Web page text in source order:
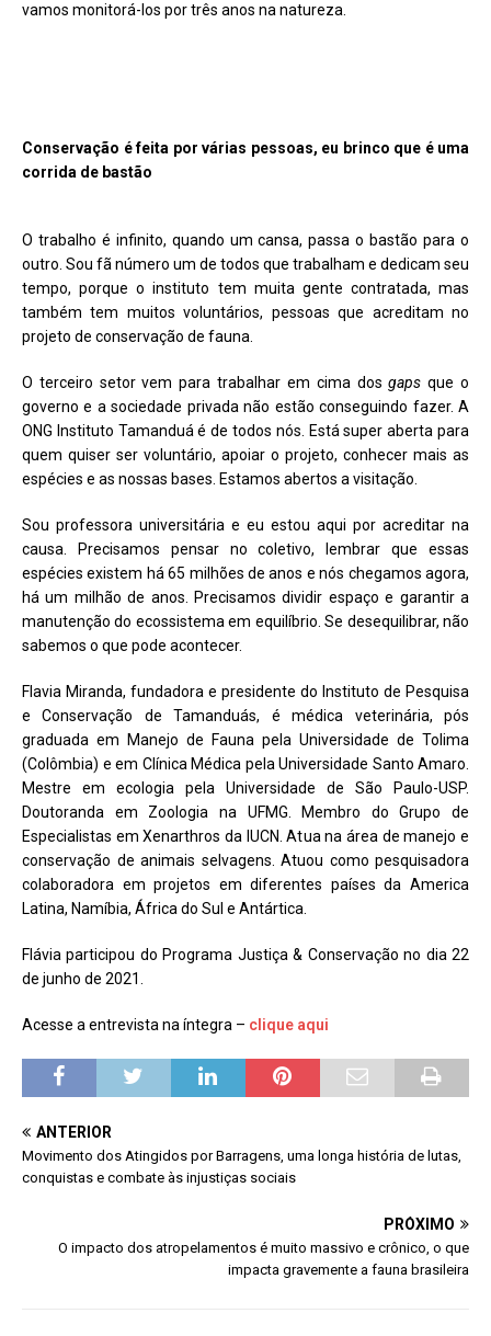
vamos monitorá-los por três anos na natureza.
Conservação é feita por várias pessoas, eu brinco que é uma
corrida de bastão
O trabalho é infinito, quando um cansa, passa o bastão para o
outro. Sou fã número um de todos que trabalham e dedicam seu
tempo, porque o instituto tem muita gente contratada, mas
também tem muitos voluntários, pessoas que acreditam no
projeto de conservação de fauna.
O terceiro setor vem para trabalhar em cima dosgaps que o
governo e a sociedade privada não estão conseguindo fazer. A
ONG Instituto Tamanduá é de todos nós. Está super aberta para
quem quiser ser voluntário, apoiar o projeto, conhecer mais as
espécies e as nossas bases. Estamos abertos a visitação.
Sou professora universitária e eu estou aqui por acreditar na
causa. Precisamos pensar no coletivo, lembrar que essas
espécies existem há 65 milhões de anos e nós chegamos agora,
há um milhão de anos. Precisamos dividir espaço e garantir a
manutenção do ecossistema em equilíbrio. Se desequilibrar, não
sabemos o que pode acontecer.
Flavia Miranda, fundadora e presidente do Instituto de Pesquisa
e Conservação de Tamanduás, é médica veterinária, pós
graduada em Manejo de Fauna pela Universidade de Tolima
(Colômbia) e em Clínica Médica pela Universidade Santo Amaro.
Mestre em ecologia pela Universidade de São Paulo-USP.
Doutoranda em Zoologia na UFMG. Membro do Grupo de
Especialistas em Xenarthros da IUCN. Atua na área de manejo e
conservação de animais selvagens. Atuou como pesquisadora
colaboradora em projetos em diferentes países da America
Latina, Namíbia, África do Sul e Antártica.
Flávia participou do Programa Justiça & Conservação no dia 22
de junho de 2021.
Acesse a entrevista na íntegra – clique aqui
ANTERIOR
Movimento dos Atingidos por Barragens, uma longa história de lutas,
conquistas e combate às injustiças sociais
PRÓXIMO
O impacto dos atropelamentos é muito massivo e crônico, o que
impacta gravemente a fauna brasileira